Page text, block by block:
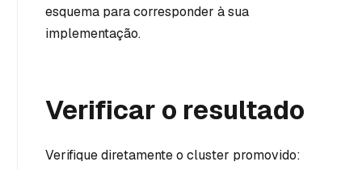
esquema para corresponder à sua
implementação.
Verificar o resultado
Verifique diretamente o cluster promovido: